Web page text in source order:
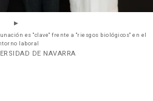
es "clave" frente a "riesgos biológicos" en el
laboral
DE NAVARRA